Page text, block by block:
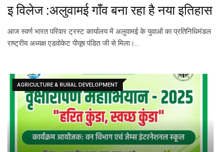
इ विलेज :अलुवामई गाँव बना रहा है नया इतिहास
आज स्वर्ण भारत परिवार ट्रस्ट कार्यालय में अलुवामई के युवाओं का प्रतिनिधिमंडल
राष्ट्रीय अध्यक्ष एडवोकेट पीयूष पंडित जी से मिला।…
AGRICULTURE & RURAL DEVELOPMENT